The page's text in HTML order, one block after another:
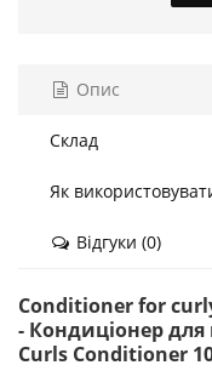
Опис
Склад
Як
Відгуки (0)
Conditioner for
- Кондиціонер для
Curls Conditioner